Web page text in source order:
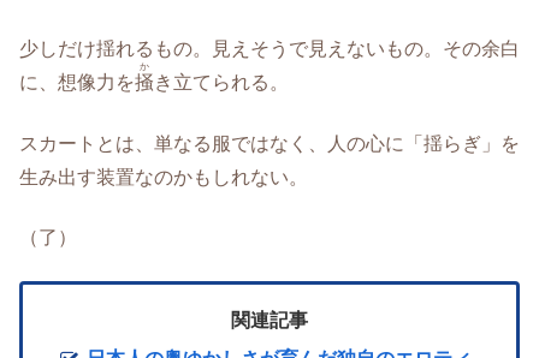
少しだけ揺れるもの。見えそうで見えないもの。その余白
に、想像力を掻
か
き立てられる。
スカートとは、単なる服ではなく、人の心に「揺らぎ」を
生み出す装置なのかもしれない。
（了）
関連記事